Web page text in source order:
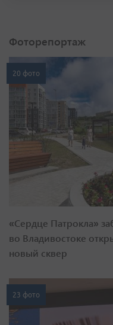
Фоторепортаж
20 фото
«Сердце Патрокла»
во Владивостоке
новый сквер
23 фото